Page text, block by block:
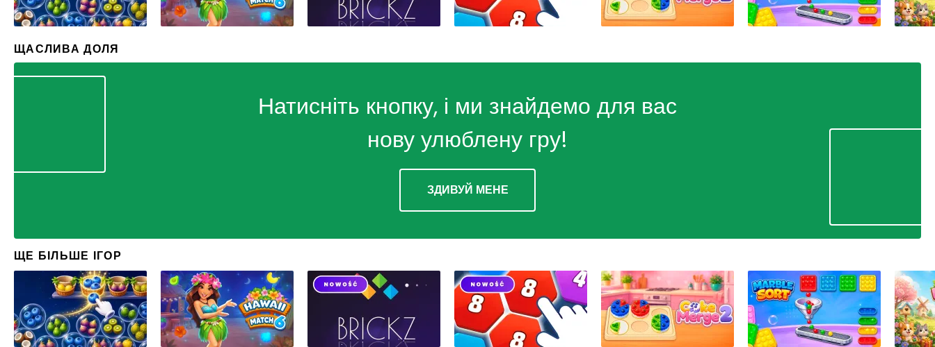
ЩАСЛИВА ДОЛЯ
Натисніть кнопку, і ми знайдемо для вас
нову улюблену гру!
ЗДИВУЙ МЕНЕ
ЩЕ БІЛЬШЕ ІГОР